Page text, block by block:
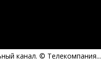
канал. © Телекомпания...